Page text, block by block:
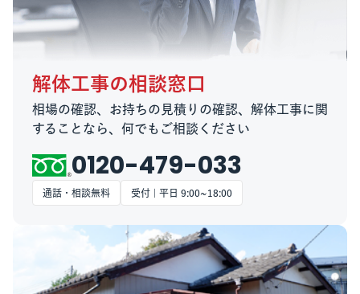
解体工事の相談窓口
相場の確認、お持ちの見積りの確認、解体工事に関
することなら、何でもご相談ください
0120-479-033
通話・相談無料 受付 | 平日 9:00~18:00